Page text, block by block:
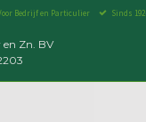
Bedrijf en Particulier Sinds
en Zn. BV